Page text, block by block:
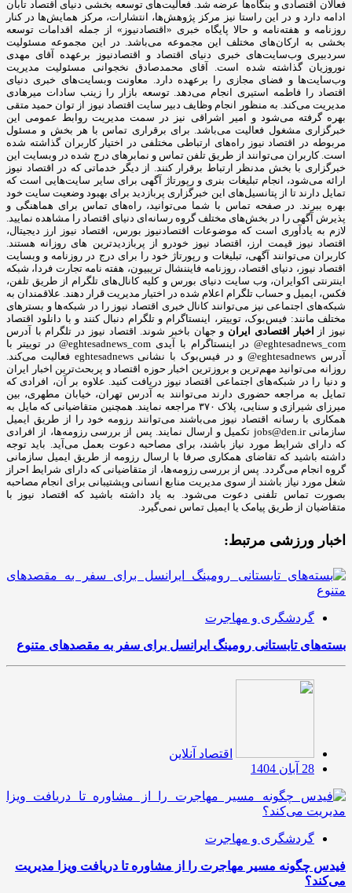
فعالان اقتصادی و بنگاه‌ها عرضه شد. فعالیت‌های توسعه بخشی دنیای اقتصاد تابان
ادامه دارد و در این راستا نیز مرکز پژوهش‌ها، انتشارات، مرکز همایش‌ها در کنار
روزنامه و هفته‌نامه و حالا پایگاه خبری «اقتصادنیوز» از جمله اقدامات توسعه
بخشی به ارکان‌های مختلف این مجموعه می‌باشد. در این مجموعه مسئولیت
سردبیری وب‌سایت‌های خبری دنیای اقتصاد و اقتصادنیوز برعهده آقای مهدی
نوروزیان گذاشته شده است. آقای محمدصادق نخجوانی مسئولیت مدیریت
وب‌سایت‌ها و فضای مجازی را برعهده دارد. معاونت وبسایت‌های خبری دنیای
اقتصاد را فاطمه استیری انجام می‌دهد. توسعه بازار را زینب سادات میرهادی
مدیریت می‌کند. به منظور انجام وظایف دبیر سایت اقتصاد نیوز از توان حمید متقی
بهره گرفته می‌شود و امیر اشراقی نیز در سمت مدیریت روابط عمومی این
خبرگزاری مشغول فعالیت می‌باشد. برای برقراری تماس با هر بخش و مسئول
مربوطه در اقتصاد نیوز راه‌های ارتباطی مختلفی در اختیار کاربران گذاشته شده
است. کاربران می‌توانند از طریق تلفن تماس و نمابرهای درج شده در وبسایت این
خبرگزاری با بخش مدنظر ارتباط برقرار کنند. از دیگر خدماتی که در اقتصاد نیوز
ارائه می‌شود، انجام تبلیغات بنری و رپورتاژ آگهی برای سایر سایت‌هایی است که
تمایل دارند تا از پتانسیل‌های این خبرگزاری پربازدید برای بهبود وضعیت سایت خود
بهره ببرند. در صفحه تماس با شما می‌توانید، راه‌های تماس برای هماهنگی و
پذیرش آگهی را در بخش‌های مختلف گروه رسانه‌ای دنیای اقتصاد را مشاهده نمایید.
لازم به یادآوری است که موضوعات اقتصادنیوز بورس، اقتصاد نیوز ارز دیجیتال،
اقتصاد نیوز قیمت ارز، اقتصاد نیوز خودرو از پربازدیدترین های روزانه هستند.
کاربران می‌توانند آگهی، تبلیغات و رپورتاژ خود را برای درج در روزنامه و وبسایت
اقتصاد نیوز، دنیای اقتصاد، روزنامه فایننشال تریبیون، هفته نامه تجارت فردا، شبکه
اینترنتی اکوایران، وب سایت دنیای بورس و کلیه کانال‌های تلگرام از طریق تلفن،
فکس، ایمیل و حساب تلگرام اعلام شده در اختیار مدیریت قرار دهند. علاقمندان به
شبکه‎‌های اجتماعی نیز می‌توانند کانال خبری اقتصاد نیوز را در شبکه‌ها و بسترهای
مختلف مانند: فیس‌بوک، توییتر، اینستاگرام و تلگرام دنبال کنند و با دانلود اقتصاد
نیوز از اخبار اقتصادی ایران و جهان باخبر شوند. اقتصاد نیوز در تلگرام با آدرس
eghtesadnews_com@ در اینستاگرام با آیدی eghtesadnews_com@ در توییتر با
آدرس eghtesadnews@ و در فیس‌بوک با نشانی eghtesadnews فعالیت می‌کند.
روزانه می‌توانید مهم‌ترین و بروزترین اخبار حوزه اقتصاد و پربحث‌ترین اخبار ایران
و دنیا را در شبکه‌های اجتماعی اقتصاد نیوز دریافت کنید. علاوه بر آن، افرادی که
تمایل به مراجعه حضوری دارند می‌توانند به آدرس تهران، خیابان مطهری، بین
میرزای شیرازی و سنایی، پلاک ۳۷۰ مراجعه نمایند. همچنین متقاضیانی که مایل به
همکاری با رسانه‌ اقتصاد نیوز می‌باشند می‌توانند رزومه خود را از طریق ایمیل
سازمانی jobs@den.ir تکمیل و ارسال نمایند. پس از بررسی رزومه‌ها، از افرادی
که دارای شرایط مورد نیاز باشند، برای مصاحبه دعوت بعمل می‌آید. باید توجه
داشته باشید که تقاضای همکاری صرفا با ارسال رزومه از طریق ایمیل سازمانی
گروه انجام می‌گردد. پس از بررسی رزومه‌ها، از متقاضیانی که دارای شرایط احراز
شغل مورد نیاز باشند از سوی مدیریت منابع انسانی وپشتیبانی برای انجام مصاحبه
بصورت تماس تلفنی دعوت می‌شود. به یاد داشته باشید که اقتصاد نیوز با
متقاضیان از طریق پیامک یا ایمیل تماس نمی‌گیرد.
اخبار ورزشی مرتبط:
گردشگری و مهاجرت
بسته‌های تابستانی رومینگ ایرانسل برای سفر به مقصدهای متنوع
اقتصاد آنلاین
28 آبان 1404
گردشگری و مهاجرت
فیدس چگونه مسیر مهاجرت را از مشاوره تا دریافت ویزا مدیریت
می‌کند؟